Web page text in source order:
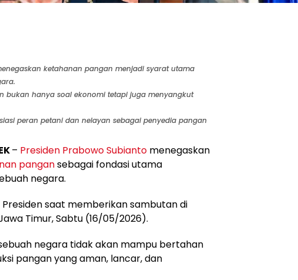
ketahanan pangan menjadi syarat utama
bukan hanya soal ekonomi tetapi juga menyangkut
peran petani dan nelayan sebagai penyedia pangan
– Presiden Prabowo Subianto menegaskan
pangansebagai fondasi utama
negara.
Presiden saat memberikan sambutan di
Timur, Sabtu (16/05/2026).
negara tidak akan mampu bertahan
pangan yang aman, lancar, dan